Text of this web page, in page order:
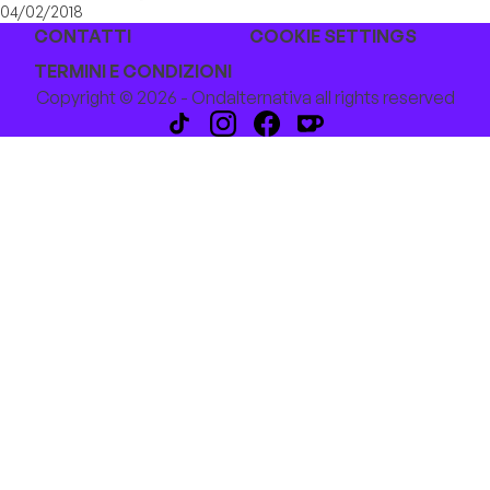
04/02/2018
CONTATTI
COOKIE SETTINGS
TERMINI E CONDIZIONI
Copyright © 2026 - Ondalternativa all rights reserved